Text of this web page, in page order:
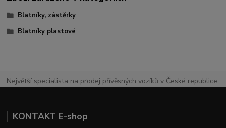
Blatníky, zástěrky
Blatníky plastové
Největší specialista na prodej přívěsných vozíků v České republice.
KONTAKT E-shop